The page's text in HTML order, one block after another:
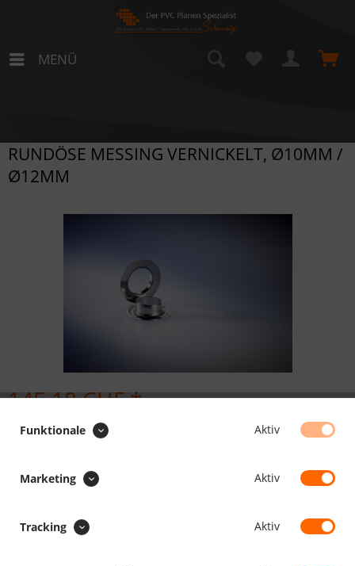
MENÜ
RUNDÖSE MESSING VERNICKELT, Ø10MM /
Ø12MM
145.18 CHF *
1000 Stück (0.15 CHF * / 1 Stück)
zzgl. Versandkosten
Funktionale Aktiv
Marketing Aktiv
Tracking Aktiv